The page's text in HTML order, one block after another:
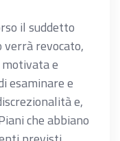
il suddetto
revocato,
e
esaminare e
e,
che abbiano